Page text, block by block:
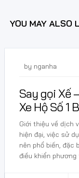
YOU MAY ALSO
by nganha
Say gọi Xế
Xe Hộ Số 1
Giới thiệu về dịch
hiện đại, việc sử
nên phổ biến, đặc
điều khiển phương